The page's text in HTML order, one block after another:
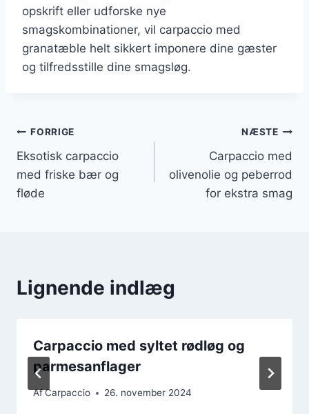
opskrift eller udforske nye
smagskombinationer, vil carpaccio med
granatæble helt sikkert imponere dine gæster
og tilfredsstille dine smagsløg.
Indlægsnavigation
FORRIGE
Eksotisk carpaccio
med friske bær og
fløde
NÆSTE
Carpaccio med
olivenolie og peberrod
for ekstra smag
Lignende indlæg
Carpaccio med syltet rødløg og
parmesanflager
AfCarpaccio 26. november 2024